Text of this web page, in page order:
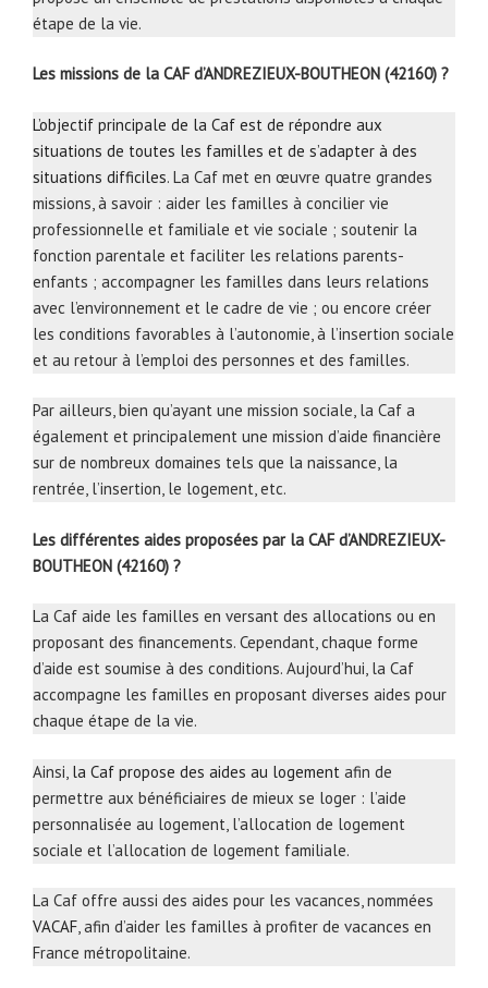
étape de la vie.
Les missions de la CAF d’ANDREZIEUX-BOUTHEON (42160) ?
L’objectif principale de la Caf est de répondre aux
situations de toutes les familles et de s’adapter à des
situations difficiles. La Caf met en œuvre quatre grandes
missions, à savoir : aider les familles à concilier vie
professionnelle et familiale et vie sociale ; soutenir la
fonction parentale et faciliter les relations parents-
enfants ; accompagner les familles dans leurs relations
avec l’environnement et le cadre de vie ; ou encore créer
les conditions favorables à l’autonomie, à l’insertion sociale
et au retour à l’emploi des personnes et des familles.
Par ailleurs, bien qu’ayant une mission sociale, la Caf a
également et principalement une mission d’aide financière
sur de nombreux domaines tels que la naissance, la
rentrée, l’insertion, le logement, etc.
Les différentes aides proposées par la CAF d’ANDREZIEUX-
BOUTHEON (42160) ?
La Caf aide les familles en versant des allocations ou en
proposant des financements. Cependant, chaque forme
d’aide est soumise à des conditions. Aujourd’hui, la Caf
accompagne les familles en proposant diverses aides pour
chaque étape de la vie.
Ainsi, la Caf propose des aides au logement afin de
permettre aux bénéficiaires de mieux se loger : l’aide
personnalisée au logement, l’allocation de logement
sociale et l’allocation de logement familiale.
La Caf offre aussi des aides pour les vacances, nommées
VACAF, afin d’aider les familles à profiter de vacances en
France métropolitaine.